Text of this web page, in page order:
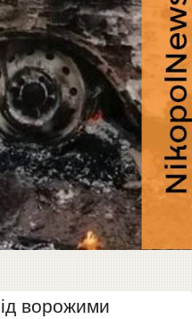
ворожими